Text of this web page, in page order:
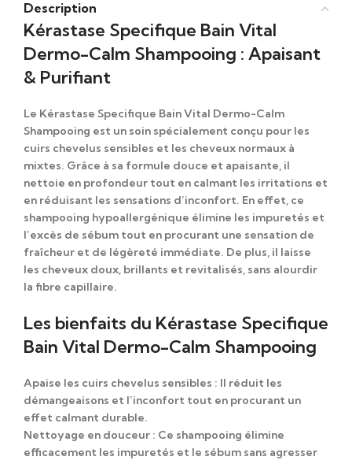
Description
Kérastase Specifique Bain Vital
Dermo-Calm Shampooing : Apaisant
& Purifiant
Le Kérastase Specifique Bain Vital Dermo-Calm
Shampooing est un soin spécialement conçu pour les
cuirs chevelus sensibles et les cheveux normaux à
mixtes. Grâce à sa formule douce et apaisante, il
nettoie en profondeur tout en calmant les irritations et
en réduisant les sensations d’inconfort. En effet, ce
shampooing hypoallergénique élimine les impuretés et
l’excès de sébum tout en procurant une sensation de
fraîcheur et de légèreté immédiate. De plus, il laisse
les cheveux doux, brillants et revitalisés, sans alourdir
la fibre capillaire.
Les bienfaits du Kérastase Specifique
Bain Vital Dermo-Calm Shampooing
Apaise les cuirs chevelus sensibles : Il réduit les
démangeaisons et l’inconfort tout en procurant un
effet calmant durable.
Nettoyage en douceur : Ce shampooing élimine
efficacement les impuretés et le sébum sans agresser